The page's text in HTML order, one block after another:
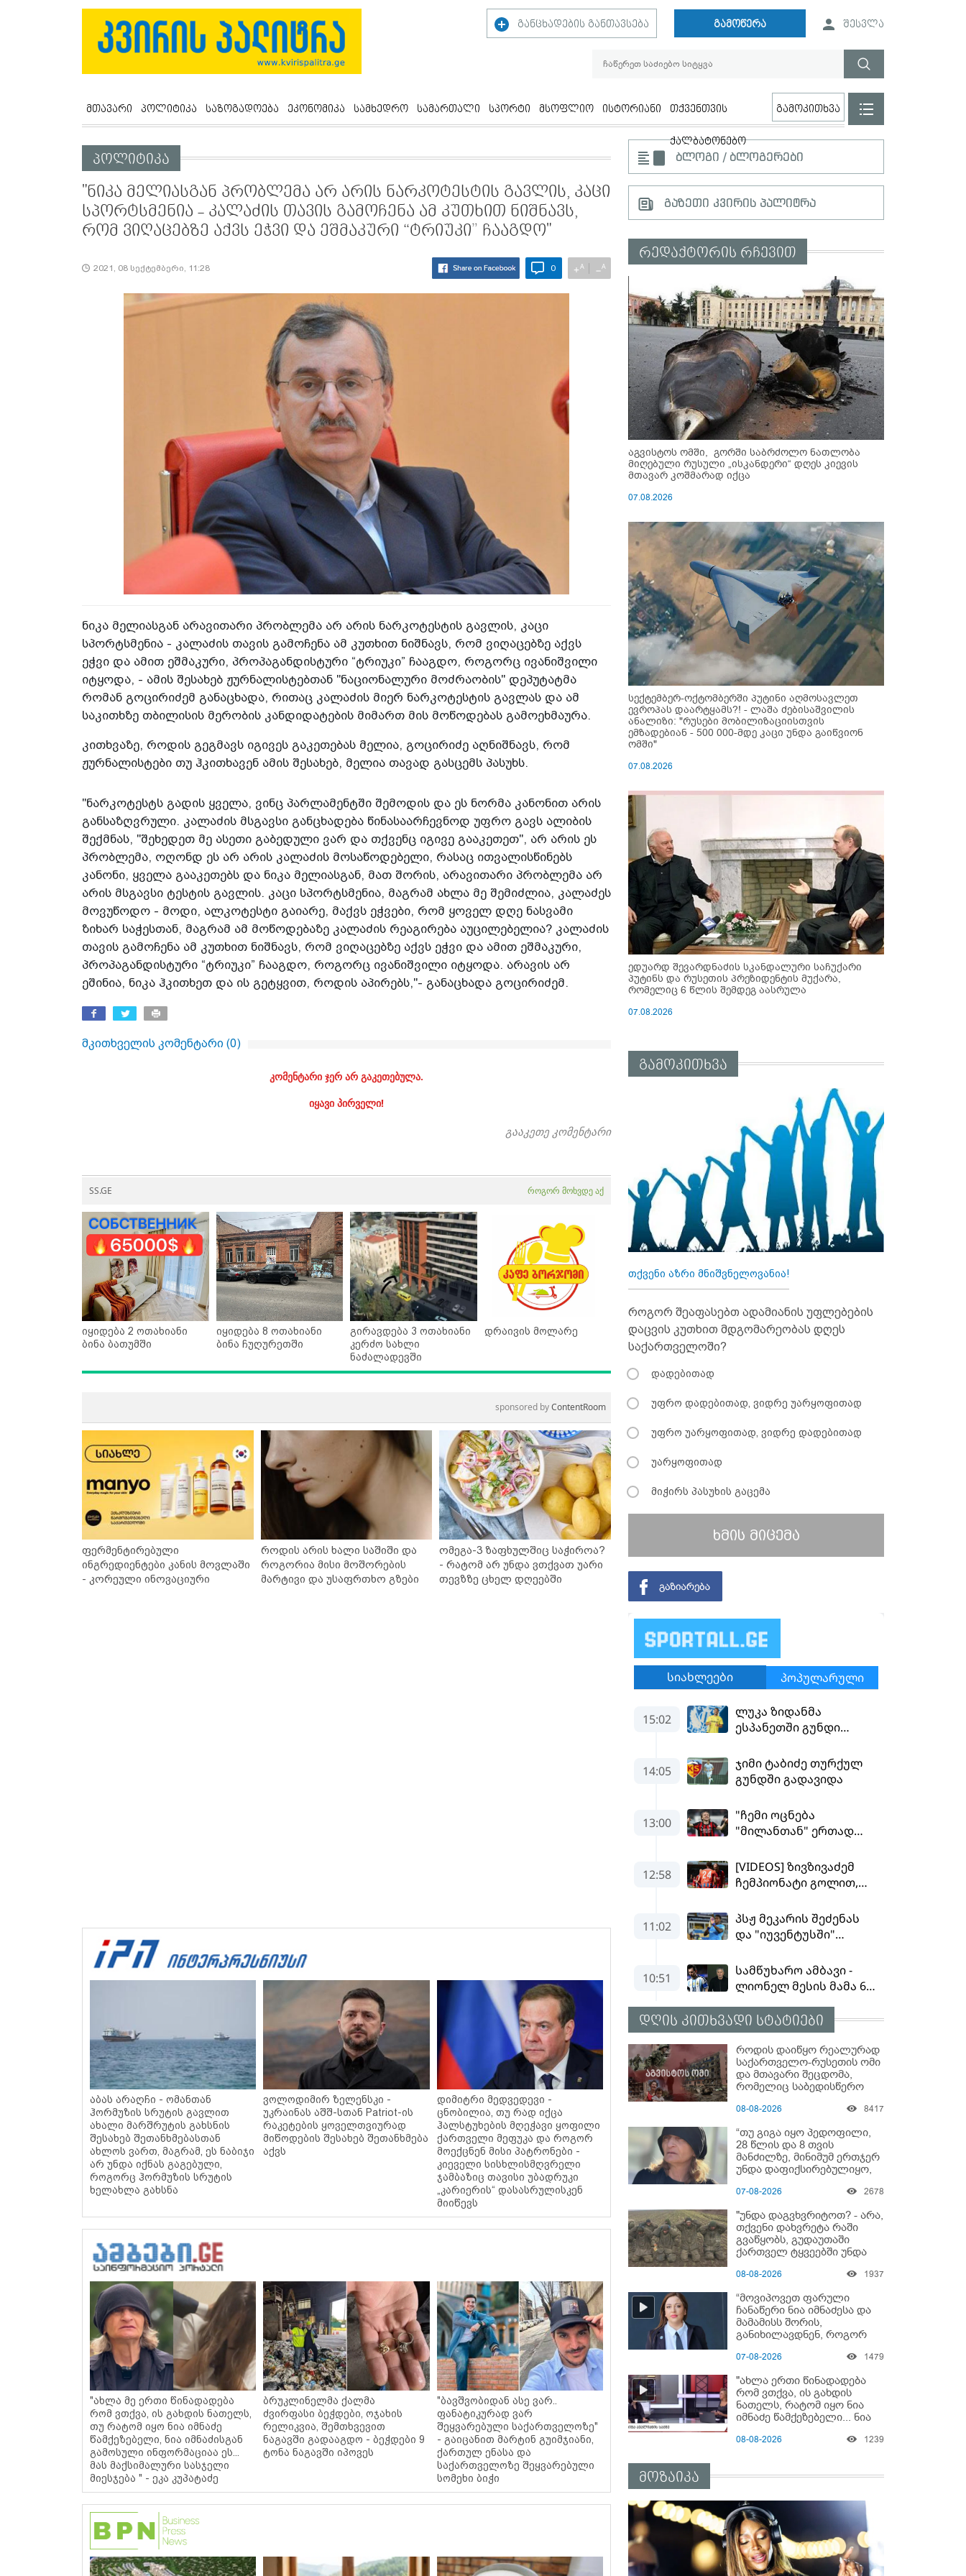
განცხადების განთავსება გამოწერა შესვლა
მთავარი პოლიტიკა საზოგადოება ეკონომიკა სამხედრო სამართალი სპორტი მსოფლიო ისტორიანი თქვენთვის
ქალბატონებო
გამოკითხვა
პოლიტიკა
"ნიკა მელიასგან პრობლემა არ არის ნარკოტესტის გავლის, კაცი
სპორტსმენია - კალაძის თავის გამოჩენა ამ კუთხით ნიშნავს,
რომ ვიღაცებზე აქვს ეჭვი და ეშმაკური “ტრიუკი” ჩააგდო"
2021, 08 სექტემბერი, 11:28 0 +A −A
ნიკა მელიასგან არავითარი პრობლემა არ არის ნარკოტესტის გავლის, კაცი
სპორტსმენია - კალაძის თავის გამოჩენა ამ კუთხით ნიშნავს, რომ ვიღაცებზე აქვს
ეჭვი და ამით ეშმაკური, პროპაგანდისტური “ტრიუკი” ჩააგდო, როგორც ივანიშვილი
იტყოდა, - ამის შესახებ ჟურნალისტებთან "ნაციონალური მოძრაობის" დეპუტატმა
რომან გოცირიძემ განაცხადა, რითაც კალაძის მიერ ნარკოტესტის გავლას და ამ
საკითხზე თბილისის მერობის კანდიდატების მიმართ მის მოწოდებას გამოეხმაურა.
კითხვაზე, როდის გეგმავს იგივეს გაკეთებას მელია, გოცირიძე აღნიშნავს, რომ
ჟურნალისტები თუ ჰკითხავენ ამის შესახებ, მელია თავად გასცემს პასუხს.
"ნარკოტესტს გადის ყველა, ვინც პარლამენტში შემოდის და ეს ნორმა კანონით არის
განსაზღვრული. კალაძის მსგავსი განცხადება წინასაარჩევნოდ უფრო გავს ალიბის
შექმნას, "შეხედეთ მე ასეთი გაბედული ვარ და თქვენც იგივე გააკეთეთ", არ არის ეს
პრობლემა, ოღონდ ეს არ არის კალაძის მოსაწოდებელი, რასაც ითვალისწინებს
კანონი, ყველა გააკეთებს და ნიკა მელიასგან, მათ შორის, არავითარი პრობლემა არ
არის მსგავსი ტესტის გავლის. კაცი სპორტსმენია, მაგრამ ახლა მე შემიძლია, კალაძეს
მოვუწოდო - მოდი, ალკოტესტი გაიარე, მაქვს ეჭვები, რომ ყოველ დღე ნასვამი
ზიხარ საჭესთან, მაგრამ ამ მოწოდებაზე კალაძის რეაგირება აუცილებელია? კალაძის
თავის გამოჩენა ამ კუთხით ნიშნავს, რომ ვიღაცებზე აქვს ეჭვი და ამით ეშმაკური,
პროპაგანდისტური “ტრიუკი” ჩააგდო, როგორც ივანიშვილი იტყოდა. არავის არ
ეშინია, ნიკა ჰკითხეთ და ის გეტყვით, როდის აპირებს,"- განაცხადა გოცირიძემ.
მკითხველის კომენტარი (0)
კომენტარი ჯერ არ გაკეთებულა.
იყავი პირველი!
გააკეთე კომენტარი
SS.GE როგორ მოხვდე აქ
იყიდება 2 ოთახიანი
ბინა ბათუმში
იყიდება 8 ოთახიანი
ბინა ჩუღურეთში
გირავდება 3 ოთახიანი
კერძო სახლი
ნაძალადევში
დრაივის მოლარე
sponsored byContentRoom
ფერმენტირებული
ინგრედიენტები კანის მოვლაში
- კორეული ინოვაციური
როდის არის ხალი საშიში და
როგორია მისი მოშორების
მარტივი და უსაფრთხო გზები
ომეგა-3 ზაფხულშიც საჭიროა?
- რატომ არ უნდა ვთქვათ უარი
თევზზე ცხელ დღეებში
აბას არაღჩი - ომანთან
ჰორმუზის სრუტის გავლით
ახალი მარშრუტის გახსნის
შესახებ შეთანხმებასთან
ახლოს ვართ, მაგრამ, ეს ნაბიჯი
არ უნდა იქნას გაგებული,
როგორც ჰორმუზის სრუტის
ხელახლა გახსნა
ვოლოდიმირ ზელენსკი -
უკრაინას აშშ-სთან Patriot-ის
რაკეტების ყოველთვიურად
მიწოდების შესახებ შეთანხმება
აქვს
დიმიტრი მედვედევი -
ცნობილია, თუ რად იქცა
ჰალსტუხების მღეჭავი ყოფილი
ქართველი მეფუკა და როგორ
მოექცნენ მისი პატრონები -
კიეველი სისხლისმღვრელი
ჯამბაზიც თავისი უბადრუკი
„კარიერის“ დასასრულისკენ
მიიწევს
"ახლა მე ერთი წინადადება
რომ ვთქვა, ის გახდის ნათელს,
თუ რატომ იყო ნია იმნაძე
წამქეზებელი, ნია იმნაძისგან
გამოსული ინფორმაციაა ეს...
მას მაქსიმალური სასჯელი
მიესჯება " - ეკა კუპატაძე
ბრუკლინელმა ქალმა
ძვირფასი ბეჭდები, ოჯახის
რელიკვია, შემთხვევით
ნაგავში გადააგდო - ბეჭდები 9
ტონა ნაგავში იპოვეს
"ბავშვობიდან ასე ვარ..
ფანატიკურად ვარ
შეყვარებული საქართველოზე"
- გაიცანით მარტინ გუიმჯიანი,
ქართულ ენასა და
საქართველოზე შეყვარებული
სომეხი ბიჭი
ბლოგი / ბლოგერები
გაზეთი კვირის პალიტრა
რედაქტორის რჩევით
აგვისტოს ომში, გორში საბრძოლო ნათლობა
მიღებული რუსული „ისკანდერი“ დღეს კიევის
მთავარ კოშმარად იქცა
07.08.2026
სექტემბერ-ოქტომბერში პუტინი აღმოსავლეთ
ევროპას დაარტყამს?! - ლაშა ძებისაშვილის
ანალიზი: "რუსები მობი­ლიზაციისთვის
ემზადებიან - 500 000-მდე კაცი უნდა გაიწვიონ
ომში"
07.08.2026
ედუარდ შევარდნაძის სკანდალური საჩუქარი
პუტინს და რუსეთის პრეზიდენტის მუქარა,
რომელიც 6 წლის შემდეგ აასრულა
07.08.2026
გამოკითხვა
თქვენი აზრი მნიშვნელოვანია!
როგორ შეაფასებთ ადამიანის უფლებების
დაცვის კუთხით მდგომარეობას დღეს
საქართველოში?
დადებითად
უფრო დადებითად, ვიდრე უარყოფითად
უფრო უარყოფითად, ვიდრე დადებითად
უარყოფითად
მიჭირს პასუხის გაცემა
ხმის მიცემა
დღის კითხვადი სტატიები
როდის დაიწყო რეალურად
საქართველო-რუსეთის ომი
და მთავარი შეცდომა,
რომელიც საბედისწერო
08-08-2026 8417
“თუ გიგა იყო პედოფილი,
28 წლის და 8 თვის
მანძილზე, მინიმუმ ერთჯერ
უნდა დაფიქსირებულიყო,
ამზადებდა მოსწავლეებს! -
ვისაც გიგა სექსუალურად
ავიწროებდა” - ეკა კუპატაძე
07-08-2026 2678
"უნდა დაგვხვრიტოთ? - არა,
თქვენი დახვრეტა რაში
გვაწყობს, გუდაუთაში
ქართველ ტყვეებში უნდა
08-08-2026 1937
“მოვიპოვეთ ფარული
ჩანაწერი ნია იმნაძესა და
მამამისს შორის,
განიხილავდნენ, როგორ
დანაშაული” - რას ამბობს
პროკურორი?
07-08-2026 1479
"ახლა ერთი წინადადება
რომ ვთქვა, ის გახდის
ნათელს, რატომ იყო ნია
იმნაძე წამქეზებელი... ნია
ინფორმაციაა ეს" - რას
08-08-2026 1239
მოზაიკა